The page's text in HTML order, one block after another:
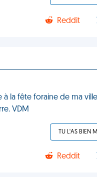
Reddit
la fête foraine de ma
VDM
TU L'AS BIEN
Reddit